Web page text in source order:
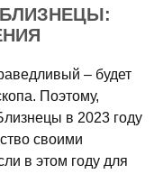
БЛИЗНЕЦЫ:
– будет
Поэтому,
в 2023 году
своими
в этом году для